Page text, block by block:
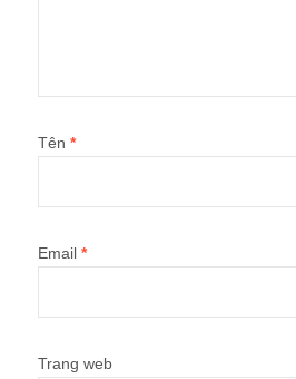
Tên *
Email *
Trang web